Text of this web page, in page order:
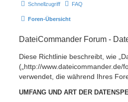
Schnellzugriff FAQ
Foren-Übersicht
DateiCommander Forum -
Diese Richtlinie beschreibt, wie
(„http://www.dateicommander.de/
verwendet, die während Ihres
UMFANG UND ART DER